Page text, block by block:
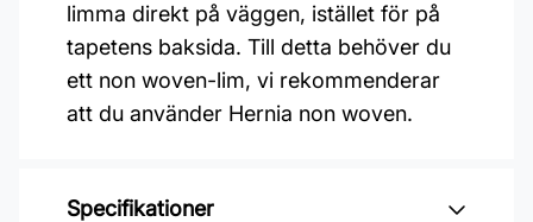
limma direkt på väggen, istället för på
tapetens baksida. Till detta behöver du
ett non woven-lim, vi rekommenderar
att du använder Hernia non woven.
Specifikationer